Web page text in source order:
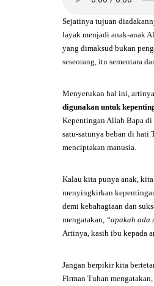
Sejatinya tujuan
layak menjadi anak-anak
yang dimaksud bukan
seseorang, itu sementara
Menyerukan hal ini, artinya
digunakan untuk
Kepentingan Allah Bapa di
satu-satunya beban di hati
menciptakan manusia.
Kalau kita punya anak,
menyingkirkan
demi kebahagiaan dan
mengatakan, “apakah ada
Artinya, kasih ibu kepada
Jangan berpikir kita
Firman Tuhan mengatakan,